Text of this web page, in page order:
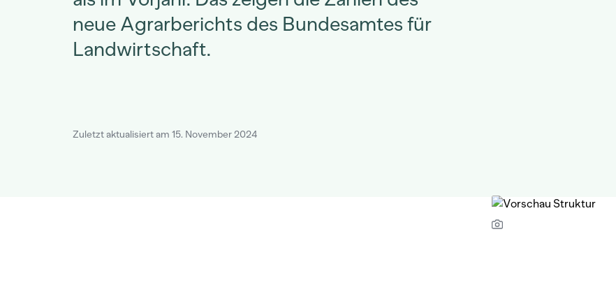
neue Agrarberichts des Bundesamtes für
Landwirtschaft.
Zuletzt aktualisiert am 15. November 2024